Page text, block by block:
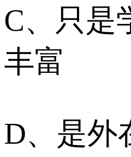
C、只是
丰富
D、是外